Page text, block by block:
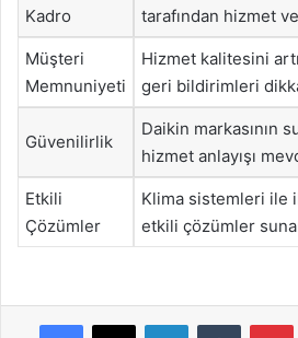
Kadro
tarafından hizmet
Müşteri
Memnuniyeti
Hizmet kalitesini
geri bildirimleri
Güvenilirlik
Daikin markasının
hizmet anlayışı
Etkili
Çözümler
Klima sistemleri ile
etkili çözümler
Facebook
X LinkedInTumblr